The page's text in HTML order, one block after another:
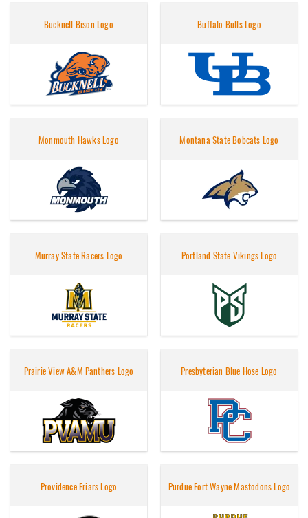
Bucknell Bison Logo Buffalo Bulls Logo
Monmouth Hawks Logo Montana State Bobcats Logo
Murray State Racers Logo Portland State Vikings Logo
Prairie View A&M Panthers Logo Presbyterian Blue Hose Logo
Providence Friars Logo Purdue Fort Wayne Mastodons Logo